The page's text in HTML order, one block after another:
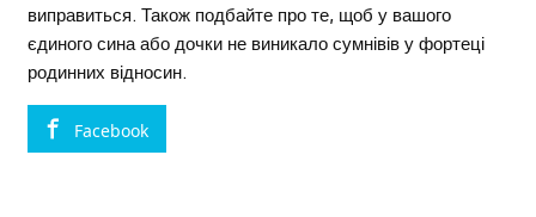
виправиться. Також подбайте про те, щоб у вашого
єдиного сина або дочки не виникало сумнівів у фортеці
родинних відносин.
Facebook